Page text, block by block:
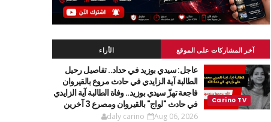
آخر المشاركات على الموقع الأراء
عاجل: سيدي بوزيد في حداد.. تفاصيل رحيل
الطالبة آية الزايدي في حادث مروع بالقيروان
فاجعة تهزّ سيدي بوزيد.. وفاة الطالبة آية الزايدي
في حادث "لواج" بالقيروان ومصرع 3 آخرين
daly carino Aug 06, 2026